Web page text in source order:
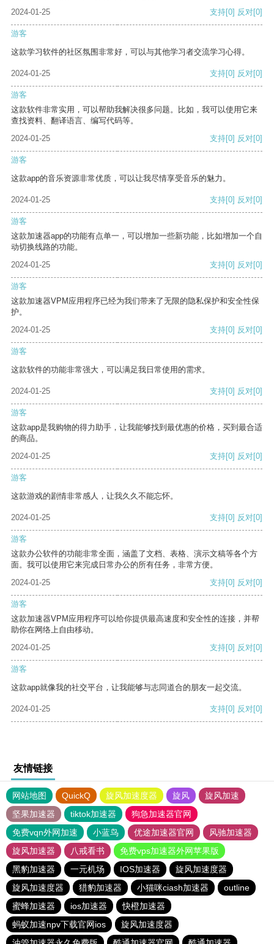
2024-01-25
支持[0] 反对[0]
游客
这款学习软件的社区氛围非常好，可以与其他学习者交流学习心得。
2024-01-25 支持[0] 反对[0]
游客
这款软件非常实用，可以帮助我解决很多问题。比如，我可以使用它来
查找资料、翻译语言、编写代码等。
2024-01-25
支持[0] 反对[0]
游客
这款app的音乐资源非常优质，可以让我尽情享受音乐的魅力。
2024-01-25 支持[0] 反对[0]
游客
这款加速器app的功能有点单一，可以增加一些新功能，比如增加一个自
动切换线路的功能。
2024-01-25
支持[0] 反对[0]
游客
这款加速器VPM应用程序已经为我们带来了无限的隐私保护和安全性保
护。
2024-01-25
支持[0] 反对[0]
游客
这款软件的功能非常强大，可以满足我日常使用的需求。
2024-01-25 支持[0] 反对[0]
游客
这款app是我购物的得力助手，让我能够找到最优惠的价格，买到最合适
的商品。
2024-01-25
支持[0] 反对[0]
游客
这款游戏的剧情非常感人，让我久久不能忘怀。
2024-01-25 支持[0] 反对[0]
游客
这款办公软件的功能非常全面，涵盖了文档、表格、演示文稿等各个方
面。我可以使用它来完成日常办公的所有任务，非常方便。
2024-01-25
支持[0] 反对[0]
游客
这款加速器VPM应用程序可以给你提供最高速度和安全性的连接，并帮
助你在网络上自由移动。
2024-01-25
支持[0] 反对[0]
游客
这款app就像我的社交平台，让我能够与志同道合的朋友一起交流。
2024-01-25 支持[0] 反对[0]
友情链接
网站地图 QuickQ 旋风加速度器 旋风
旋风加速
坚果加速器
tiktok加速器
狗急加速器官网
免费vqn外网加速
小蓝鸟 优途加速器官网
风驰加速器
旋风加速器
八戒看书
免费vps加速器外网苹果版
黑豹加速器
一元机场 IOS加速器
旋风加速度器
旋风加速度器
猎豹加速器 小猫咪ciash加速器
outline
蜜蜂加速器
ios加速器
快橙加速器
蚂蚁加速npv下载官网ios
旋风加速度器